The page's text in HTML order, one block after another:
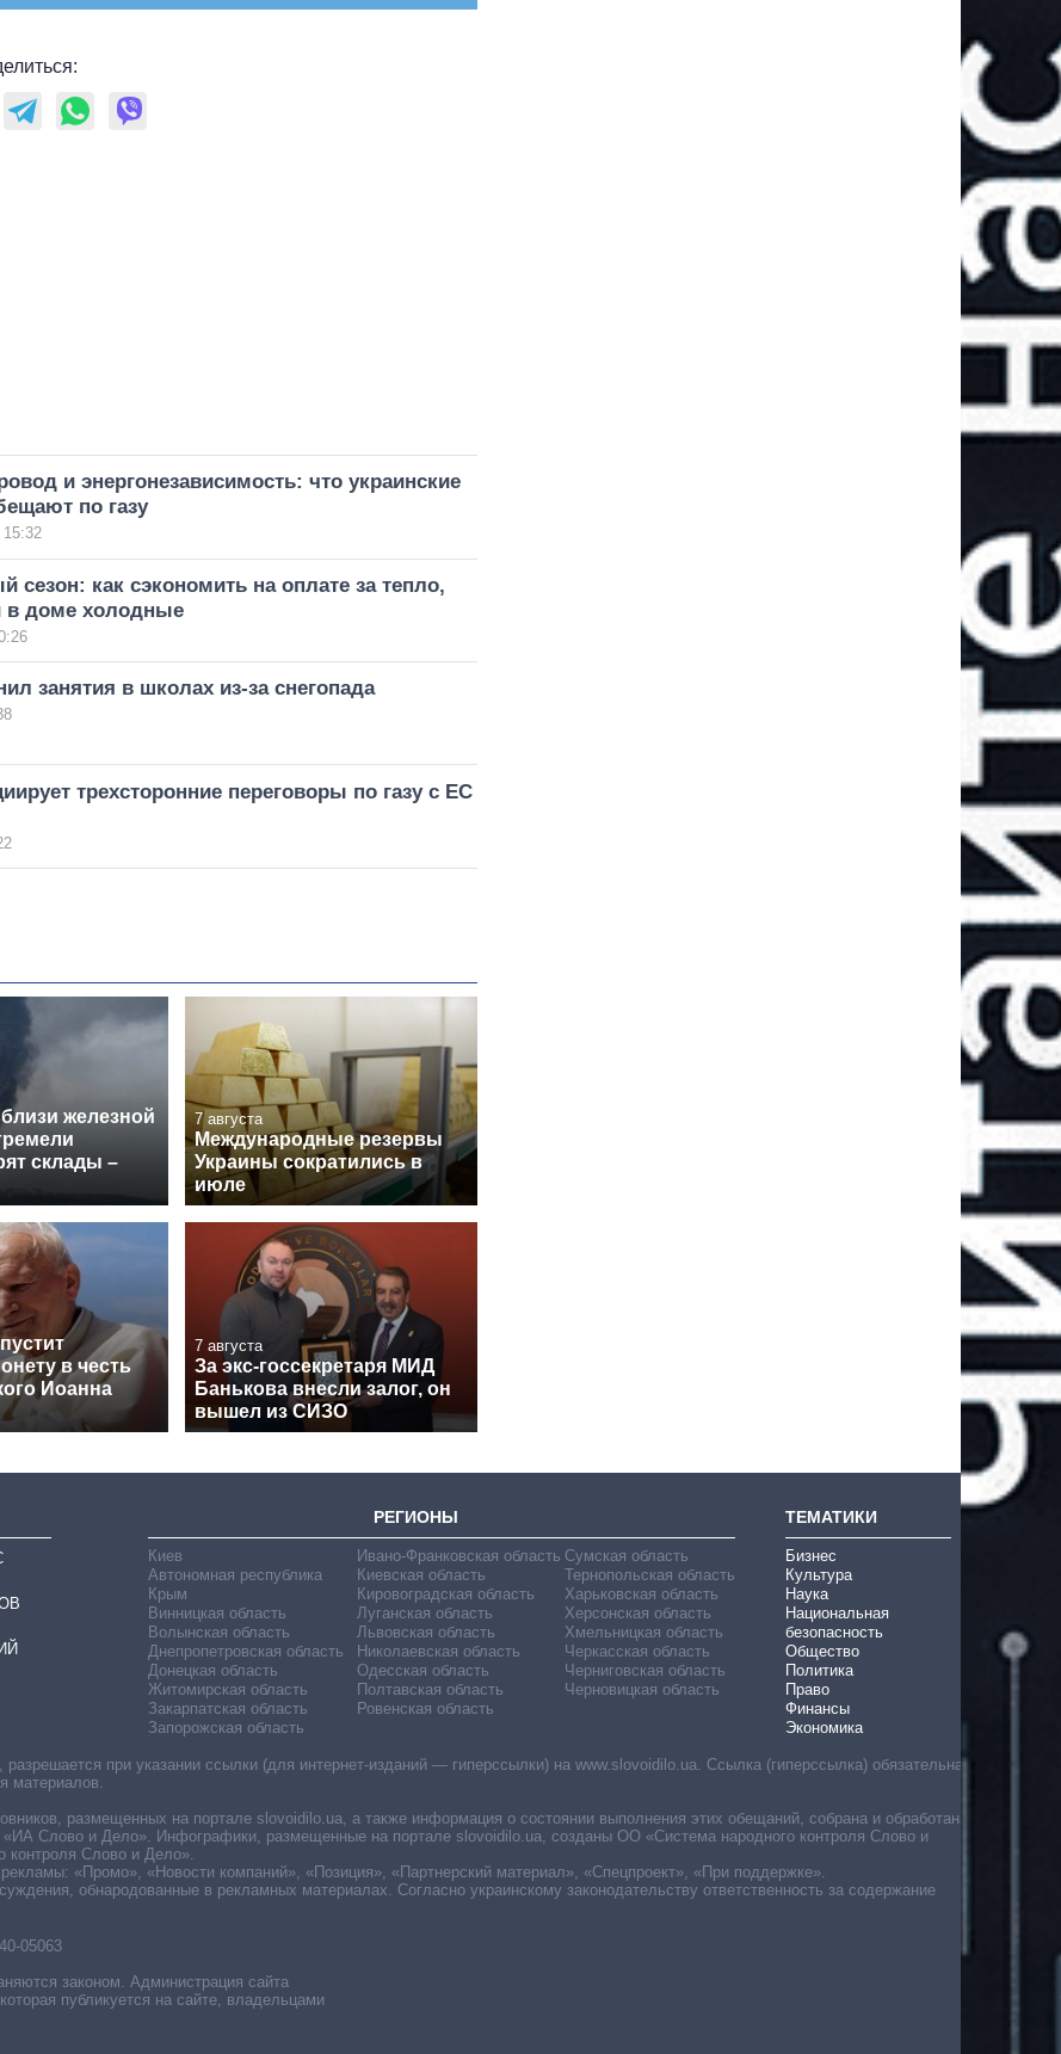
и энергонезависимость: что украинские
по газу
сезон: как сэкономить на оплате за тепло,
в доме холодные
занятия в школах из-за снегопада
трехсторонние переговоры по газу с ЕС
железной
склады –
7 августа
Международные резервы
Украины сократились в
июле
в честь
Иоанна
7 августа
За экс-госсекретаря МИД
Банькова внесли залог, он
вышел из СИЗО
РЕГИОНЫ
Киев
Автономная республика
Крым
Винницкая область
Волынская область
Днепропетровская область
Донецкая область
Житомирская область
Закарпатская область
Запорожская область
Ивано-Франковская область
Киевская область
Кировоградская область
Луганская область
Львовская область
Николаевская область
Одесская область
Полтавская область
Ровенская область
Сумская область
Тернопольская область
Харьковская область
Херсонская область
Хмельницкая область
Черкасская область
Черниговская область
Черновицкая область
ТЕМАТИКИ
Бизнес
Культура
Наука
Национальная
безопасность
Общество
Политика
Право
Финансы
Экономика
05063
законом. Администрация сайта
публикуется на сайте, владельцами
при указании ссылки (для интернет-изданий — гиперссылки) на www.slovoidilo.ua. Ссылка (гиперссылка) обязательна
материалов.
размещенных на портале slovoidilo.ua, а также информация о состоянии выполнения этих обещаний, собрана и обработана
Слово и Дело». Инфографики, размещенные на портале slovoidilo.ua, созданы ОО «Система народного контроля Слово и
контроля Слово и Дело».
«Промо», «Новости компаний», «Позиция», «Партнерский материал», «Спецпроект», «При поддержке».
обнародованные в рекламных материалах. Согласно украинскому законодательству ответственность за содержание